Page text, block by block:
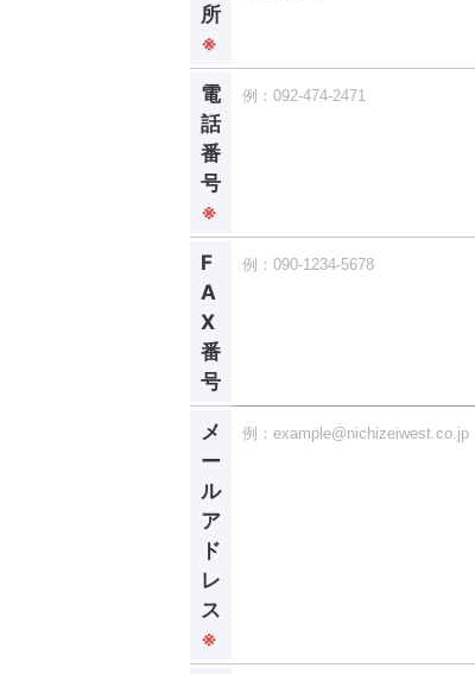
所
※
電
話
番
号
※
F
A
X
番
号
メ
ー
ル
ア
ド
レ
ス
※